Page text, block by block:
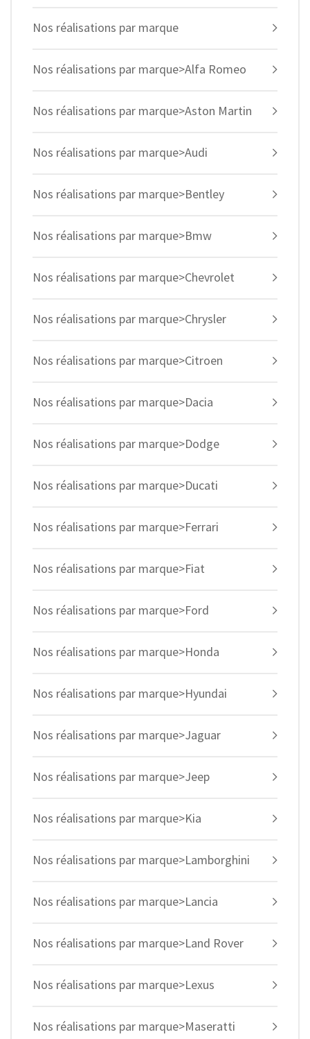
Nos réalisations par marque
Nos réalisations par marque>Alfa Romeo
Nos réalisations par marque>Aston Martin
Nos réalisations par marque>Audi
Nos réalisations par marque>Bentley
Nos réalisations par marque>Bmw
Nos réalisations par marque>Chevrolet
Nos réalisations par marque>Chrysler
Nos réalisations par marque>Citroen
Nos réalisations par marque>Dacia
Nos réalisations par marque>Dodge
Nos réalisations par marque>Ducati
Nos réalisations par marque>Ferrari
Nos réalisations par marque>Fiat
Nos réalisations par marque>Ford
Nos réalisations par marque>Honda
Nos réalisations par marque>Hyundai
Nos réalisations par marque>Jaguar
Nos réalisations par marque>Jeep
Nos réalisations par marque>Kia
Nos réalisations par marque>Lamborghini
Nos réalisations par marque>Lancia
Nos réalisations par marque>Land Rover
Nos réalisations par marque>Lexus
Nos réalisations par marque>Maseratti